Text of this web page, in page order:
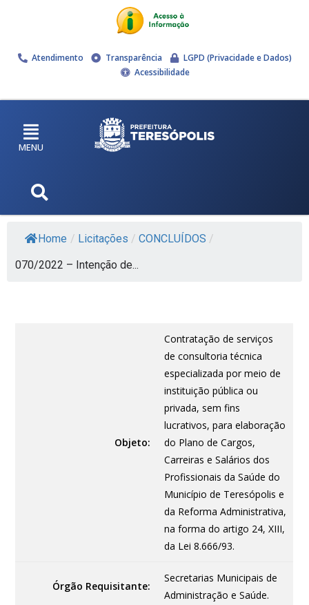
Atendimento Transparência
LGPD (Privacidade e Dados)
Acessibilidade
MENU
Home / Licitações / CONCLUÍDOS /
070/2022 – Intenção de...
Objeto:
Contratação de serviços
de consultoria técnica
especializada por meio de
instituição pública ou
privada, sem fins
lucrativos, para elaboração
do Plano de Cargos,
Carreiras e Salários dos
Profissionais da Saúde do
Município de Teresópolis e
da Reforma Administrativa,
na forma do artigo 24, XIII,
da Lei 8.666/93.
Órgão Requisitante:
Secretarias Municipais de
Administração e Saúde.